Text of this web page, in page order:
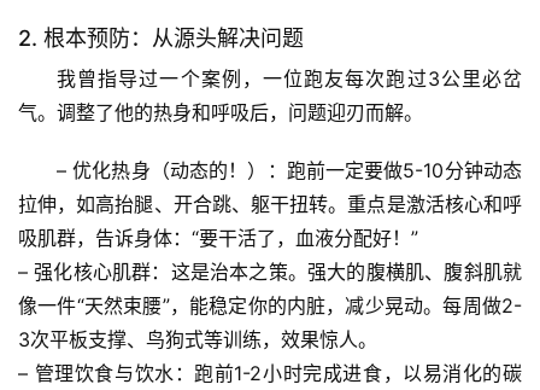
然
人
体
奥
秘
历
2. 根本预防：从源头解决问题
我曾指导过一个案例 ，一位跑友每次跑过3公里必岔
气。调整了他的热身和呼吸后，问题迎刃而解。
– 优化热身（动态的！） ：跑前一定要做5-10分钟动态
拉伸，如高抬腿、开合跳、躯干扭转。重点是激活核心和呼
吸肌群，告诉身体：“要干活了，血液分配好！”
– 强化核心肌群：这是治本之策。强大的腹横肌、腹斜肌就
像一件“天然束腰”，能稳定你的内脏，减少晃动。每周做2-
3次平板支撑、鸟狗式等训练，效果惊人。
– 管理饮食与饮水 ：跑前1-2小时完成进食，以易消化的碳